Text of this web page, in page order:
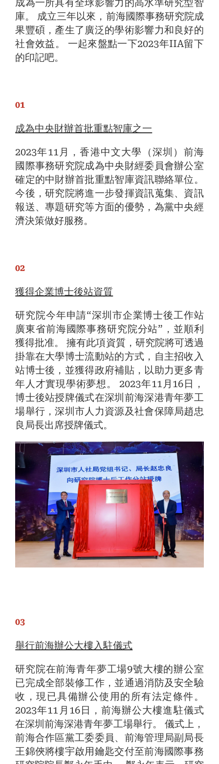
成為一所具有全球影響力的高水準研究型智
庫。 成立三年以來，前海國際事務研究院成
果豐碩，產生了廣泛的學術影響力和良好的
社會效益。 一起來盤點一下2023年IIA留下
的印記吧。
01
成為中央財辦首批重點智庫之一
2023年11月，香港中文大學（深圳）前海
國際事務研究院成為中央財經委員會辦公室
確定的中財辦首批重點智庫資訊聯絡單位。
今後，研究院將進一步發揮資訊蒐集、資訊
報送、專題研究等方面的優勢，為黨中央經
濟決策做好服務。
02
獲得企業博士後站資質
研究院今年申請“深圳市企業博士後工作站
廣東省前海國際事務研究院分站”，並順利
獲得批准。 擁有此項資質，研究院將可透過
掛靠在大學博士流動站的方式，自主招收入
站博士後，並獲得政府補貼，以助力更多青
年人才實現學術夢想。 2023年11月16日，
博士後站授牌儀式在深圳前海深港青年夢工
場舉行，深圳市人力資源及社會保障局趙忠
良局長出席授牌儀式。
03
舉行前海辦公大樓入駐儀式
研究院在前海青年夢工場9號大樓的辦公室
已完成全部裝修工作，並通過消防及安全驗
收，現已具備辦公使用的所有法定條件。
2023年11月16日，前海辦公大樓進駐儀式
在深圳前海深港青年夢工場舉行。 儀式上，
前海合作區黨工委委員、前海管理局副局長
王錦俠將樓宇啟用鑰匙交付至前海國際事務